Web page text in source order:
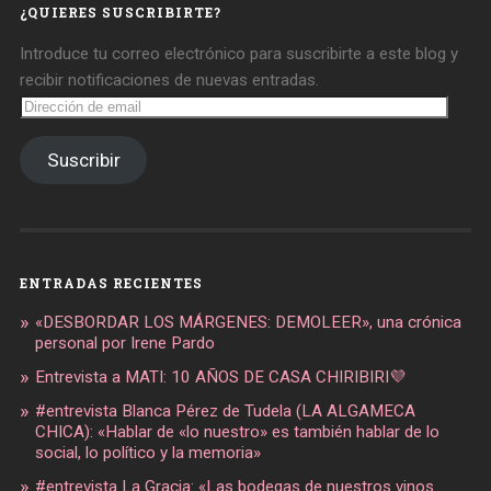
¿QUIERES SUSCRIBIRTE?
Introduce tu correo electrónico para suscribirte a este blog y
recibir notificaciones de nuevas entradas.
Dirección
de
Suscribir
ENTRADAS RECIENTES
«DESBORDAR LOS MÁRGENES: DEMOLEER», una crónica
personal por Irene Pardo
Entrevista a MATI: 10 AÑOS DE CASA CHIRIBIRI💜
#entrevista Blanca Pérez de Tudela (LA ALGAMECA
CHICA): «Hablar de «lo nuestro» es también hablar de lo
social, lo político y la memoria»
#entrevista La Gracia: «Las bodegas de nuestros vinos